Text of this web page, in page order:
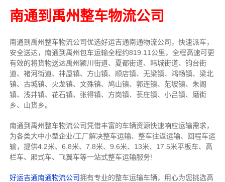
南通到禹州整车物流公司
南通到禹州整车物流公司优选好运吉通南通物流公司，快速派车，
安全送达，南通到禹州包车运输全程约819.11公里，全程高速可更
有效的将货物送达禹州颍川街道、夏都街道、韩城街道、钧台街
道、褚河街道、神垕镇、方山镇、顺店镇、无梁镇、鸿畅镇、梁北
镇、古城镇、火龙镇、文殊镇、鸠山镇、郭连镇、范坡镇、朱阁
镇、浅井镇、花石镇、张得镇、方岗镇、苌庄镇、小吕镇、磨街
乡、山货乡。
南通到禹州整车物流公司凭借丰富的车辆资源快速响应运输需求，
为各类大中小型企业/工厂解决整车运输、整车往返运输、回程车运
输， 提供4.2米、6.8米、7.8米、9.6米、13米、17.5米平板车、高
栏车、厢式车、飞翼车等一站式整车运输服务!
好运吉通南通物流公司拥有专业的整车运输车辆，用心为您挑选高